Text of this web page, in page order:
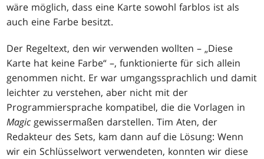
wäre möglich, dass eine Karte sowohl farblos ist als
auch eine Farbe besitzt.
Der Regeltext, den wir verwenden wollten – „Diese
Karte hat keine Farbe“ –, funktionierte für sich allein
genommen nicht. Er war umgangssprachlich und damit
leichter zu verstehen, aber nicht mit der
Programmiersprache kompatibel, die die Vorlagen in
Magic gewissermaßen darstellen. Tim Aten, der
Redakteur des Sets, kam dann auf die Lösung: Wenn
wir ein Schlüsselwort verwendeten, konnten wir diese